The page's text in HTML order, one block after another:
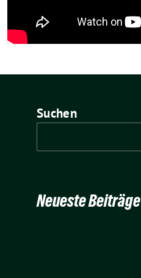
Suchen
Neueste Beiträge